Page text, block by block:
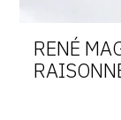
RENÉ